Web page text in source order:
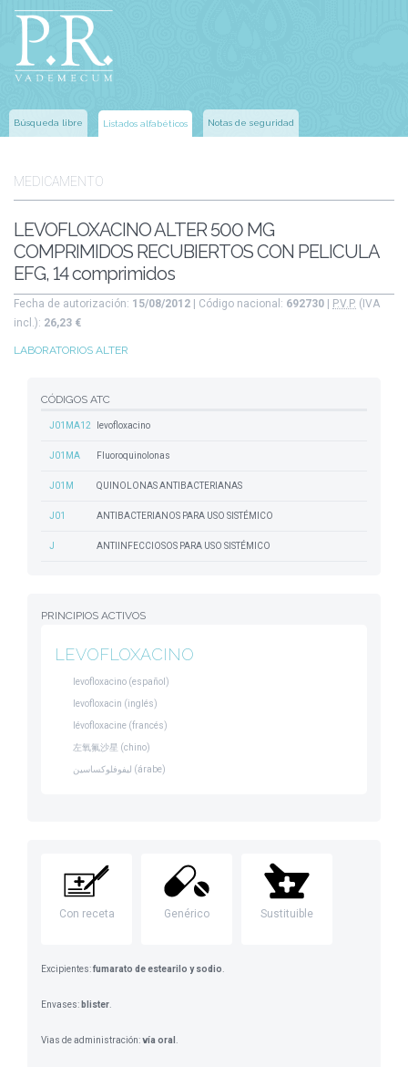
Búsqueda libre Listados alfabéticos Notas de seguridad
MEDICAMENTO
LEVOFLOXACINO ALTER 500 MG
COMPRIMIDOS RECUBIERTOS CON PELICULA
EFG, 14 comprimidos
Fecha de autorización: 15/08/2012 | Código nacional: 692730 P.V.P. (IVA
incl.): 26,23 €
LABORATORIOS ALTER
CÓDIGOS ATC
J01MA12 levofloxacino
J01MA Fluoroquinolonas
J01M QUINOLONAS ANTIBACTERIANAS
J01 ANTIBACTERIANOS PARA USO SISTÉMICO
J ANTIINFECCIOSOS PARA USO SISTÉMICO
PRINCIPIOS ACTIVOS
LEVOFLOXACINO
levofloxacino (español)
levofloxacin (inglés)
lévofloxacine (francés)
左氧氟沙星 (chino)
ليفوفلوكساسين (árabe)
Con receta Genérico Sustituible
Excipientes:fumarato de estearilo y sodio
Envases: blister
Vias de administración:vía oral